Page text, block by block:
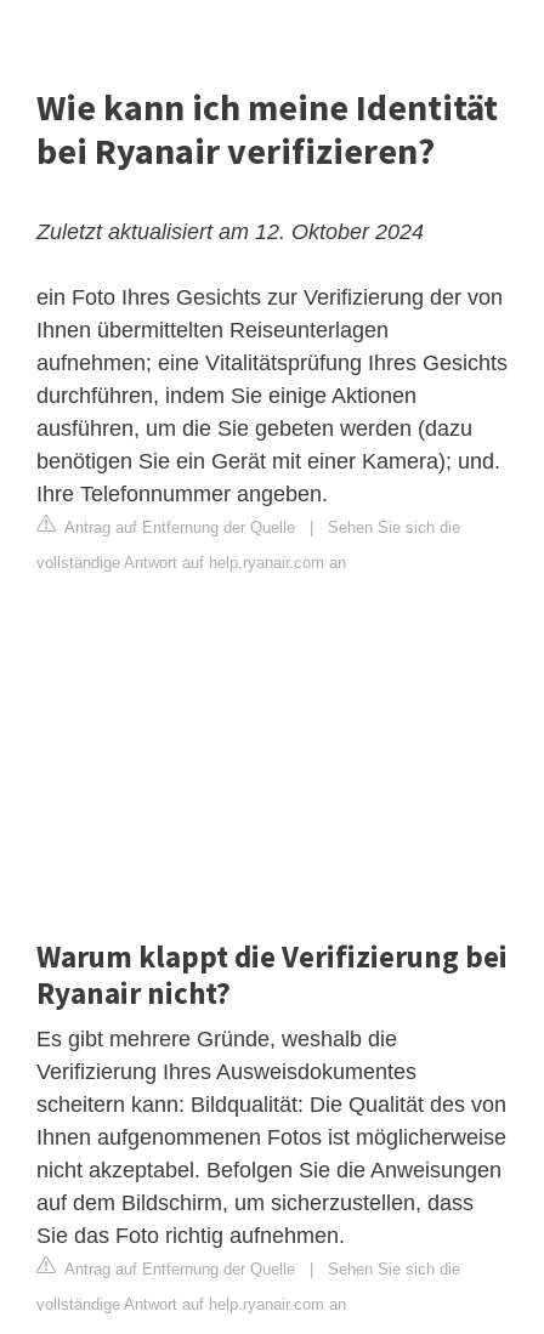
Wie kann ich meine Identität
bei Ryanair verifizieren?
Zuletzt aktualisiert am 12. Oktober 2024
ein Foto Ihres Gesichts zur Verifizierung der von
Ihnen übermittelten Reiseunterlagen
aufnehmen; eine Vitalitätsprüfung Ihres Gesichts
durchführen, indem Sie einige Aktionen
ausführen, um die Sie gebeten werden (dazu
benötigen Sie ein Gerät mit einer Kamera); und.
Ihre Telefonnummer angeben.
Antrag auf Entfernung der Quelle
Sehen Sie sich die
vollständige Antwort auf help.ryanair.com an
Warum klappt die Verifizierung bei
Ryanair nicht?
Es gibt mehrere Gründe, weshalb die
Verifizierung Ihres Ausweisdokumentes
scheitern kann: Bildqualität: Die Qualität des von
Ihnen aufgenommenen Fotos ist möglicherweise
nicht akzeptabel. Befolgen Sie die Anweisungen
auf dem Bildschirm, um sicherzustellen, dass
Sie das Foto richtig aufnehmen.
Antrag auf Entfernung der Quelle
Sehen Sie sich die
vollständige Antwort auf help.ryanair.com an